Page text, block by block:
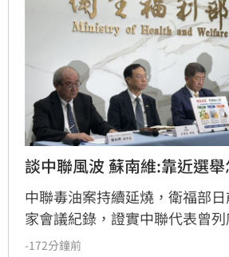
談中聯風波 蘇南維:靠近選
中聯毒油案持續延燒，衛福部
家會議紀錄，證實中聯代表曾
疑，與會的台大教授蘇南維還原
-172分鐘前